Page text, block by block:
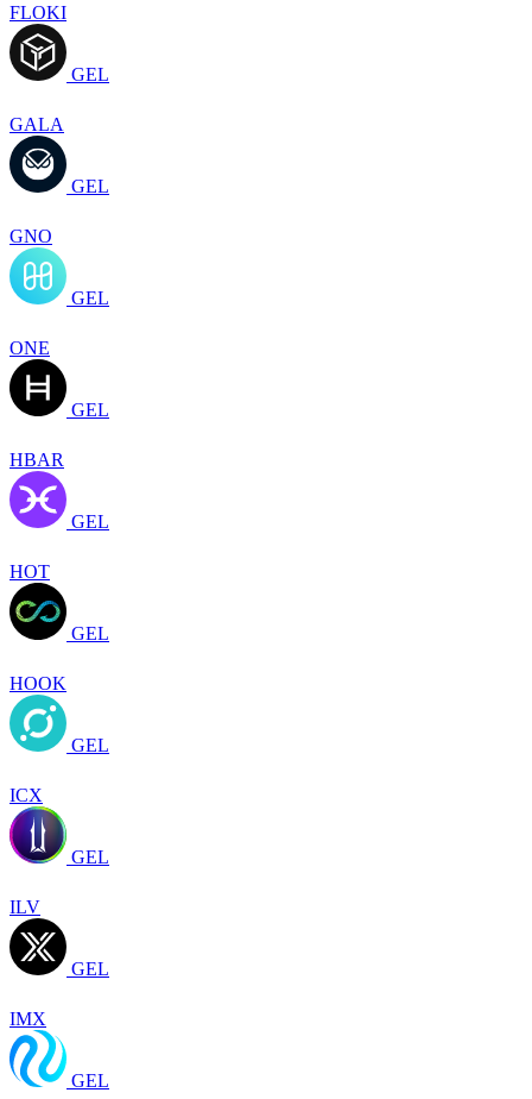
FLOKI
GEL
GALA
GEL
GNO
GEL
ONE
GEL
HBAR
GEL
HOT
GEL
HOOK
GEL
ICX
GEL
ILV
GEL
IMX
GEL